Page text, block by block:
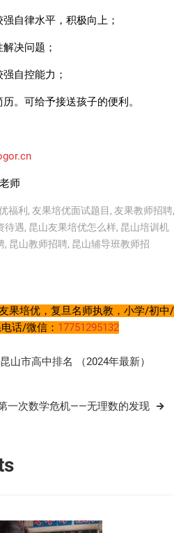
自律水平，积极向上；
决问题；
自控能力；
。可给予接送孩子的便利。
师
福利 , 友果培优面试题目 , 友果教师招聘,
待遇, 昆山友果培优怎么样, 昆山培训机
, 昆山教师招聘, 昆山辅导班教师招
果培优，复旦名师执教，小学/初中/
话/微信： 17751295132
山市高中排名 （2024年最新）
一次数学危机——无理数的发现